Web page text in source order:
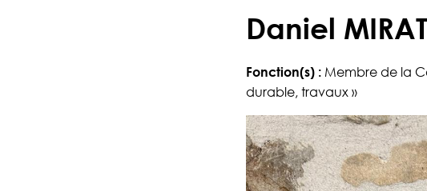
Daniel MIRAT
Fonction(s) : Membre de la
durable, travaux »